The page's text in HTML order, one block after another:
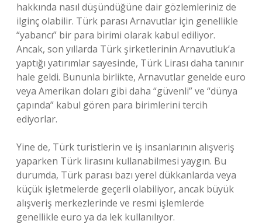
hakkında nasıl düşündüğüne dair gözlemleriniz de
ilginç olabilir. Türk parası Arnavutlar için genellikle
“yabancı” bir para birimi olarak kabul ediliyor.
Ancak, son yıllarda Türk şirketlerinin Arnavutluk’a
yaptığı yatırımlar sayesinde, Türk Lirası daha tanınır
hale geldi. Bununla birlikte, Arnavutlar genelde euro
veya Amerikan doları gibi daha “güvenli” ve “dünya
çapında” kabul gören para birimlerini tercih
ediyorlar.
Yine de, Türk turistlerin ve iş insanlarının alışveriş
yaparken Türk lirasını kullanabilmesi yaygın. Bu
durumda, Türk parası bazı yerel dükkanlarda veya
küçük işletmelerde geçerli olabiliyor, ancak büyük
alışveriş merkezlerinde ve resmi işlemlerde
genellikle euro ya da lek kullanılıyor.